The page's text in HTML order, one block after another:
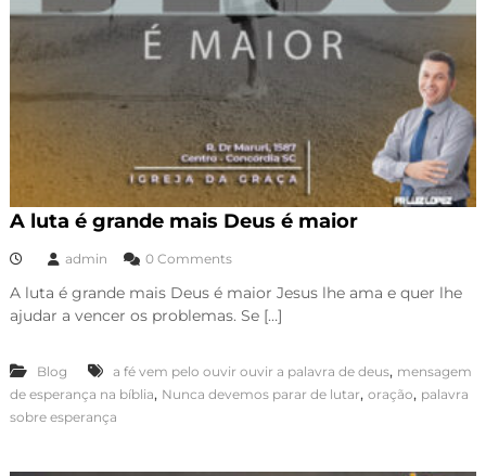
A luta é grande mais Deus é maior
admin 0 Comments
A luta é grande mais Deus é maior Jesus lhe ama e quer lhe
ajudar a vencer os problemas. Se […]
Blog a fé vem pelo ouvir ouvir a palavra de deus, mensagem
de esperança na bíblia, Nunca devemos parar de lutar, oração, palavra
sobre esperança